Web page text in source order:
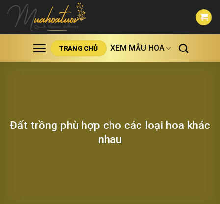
Skip
content
TRANG CHỦ XEM MẪU HOA
Đất trồng phù hợp cho các loại hoa khác
nhau